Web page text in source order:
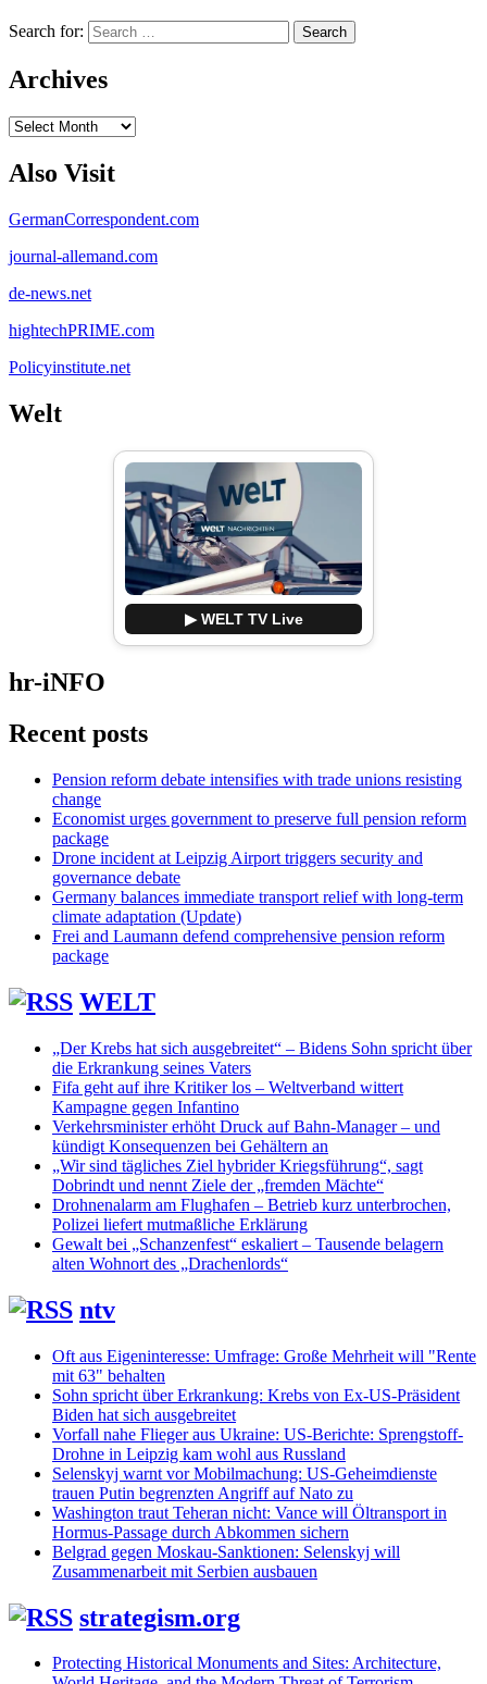
Search for:
Archives
Archives
Also Visit
GermanCorrespondent.com
journal-allemand.com
de-news.net
hightechPRIME.com
Policyinstitute.net
Welt
▶ WELT TV Live
hr-iNFO
Recent posts
Pension reform debate intensifies with trade unions resisting
change
Economist urges government to preserve full pension reform
package
Drone incident at Leipzig Airport triggers security and
governance debate
Germany balances immediate transport relief with long-term
climate adaptation (Update)
Frei and Laumann defend comprehensive pension reform
package
WELT
„Der Krebs hat sich ausgebreitet“ – Bidens Sohn spricht über
die Erkrankung seines Vaters
Fifa geht auf ihre Kritiker los – Weltverband wittert
Kampagne gegen Infantino
Verkehrsminister erhöht Druck auf Bahn-Manager – und
kündigt Konsequenzen bei Gehältern an
„Wir sind tägliches Ziel hybrider Kriegsführung“, sagt
Dobrindt und nennt Ziele der „fremden Mächte“
Drohnenalarm am Flughafen – Betrieb kurz unterbrochen,
Polizei liefert mutmaßliche Erklärung
Gewalt bei „Schanzenfest“ eskaliert – Tausende belagern
alten Wohnort des „Drachenlords“
ntv
Oft aus Eigeninteresse: Umfrage: Große Mehrheit will "Rente
mit 63" behalten
Sohn spricht über Erkrankung: Krebs von Ex-US-Präsident
Biden hat sich ausgebreitet
Vorfall nahe Flieger aus Ukraine: US-Berichte: Sprengstoff-
Drohne in Leipzig kam wohl aus Russland
Selenskyj warnt vor Mobilmachung: US-Geheimdienste
trauen Putin begrenzten Angriff auf Nato zu
Washington traut Teheran nicht: Vance will Öltransport in
Hormus-Passage durch Abkommen sichern
Belgrad gegen Moskau-Sanktionen: Selenskyj will
Zusammenarbeit mit Serbien ausbauen
strategism.org
Protecting Historical Monuments and Sites: Architecture,